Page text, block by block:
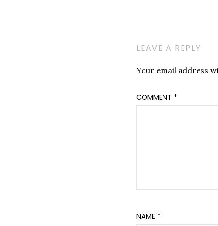
LEAVE A REPLY
Your email address
COMMENT *
NAME *